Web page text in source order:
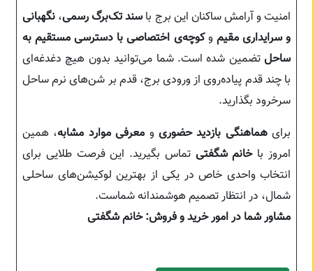
امنیت و آرامش ساکنان این برج با سند تک‌برگ رسمی، نگهبانی
و سرایداری مقیم وکوچه‌ی اختصاصی با دسترسی مستقیم به
ساحل تضمین شده است. شما می‌توانید بدون هیچ دغدغه‌ای
با چند قدم پیاده‌روی از ورودی برج، قدم بر شن‌های نرم ساحل
سرخرود بگذارید.
برایهماهنگی بازدید حضوری و معرفی موارد مشابه، همین
امروز باخانم شگفتی تماس بگیرید. این فرصت طلایی برای
انتخاب واحدی خاص در یکی از بهترین لوکیشن‌های ساحلی
شمال، در انتظار تصمیم هوشمندانه شماست.
مشاور شما در امور خرید و فروش: خانم شگفتی